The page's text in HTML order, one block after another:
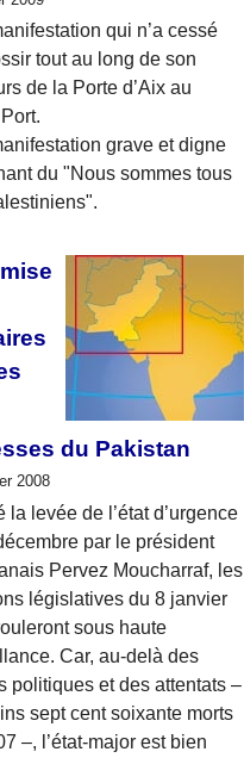
qui n’a cessé
tout au long de son
de la Porte d’Aix au
grave et digne
du "Nous sommes tous
du Pakistan
2008
la levée de l’état d’urgence
par le président
Pervez Moucharraf, les
législatives du 8 janvier
sous haute
Car, au-delà des
politiques et des attentats –
sept cent soixante morts
–, l’état-major est bien